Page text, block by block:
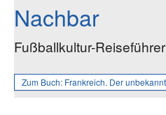
Nachbar
Fußballkultur-
Zum Buch: Frankreich. Der